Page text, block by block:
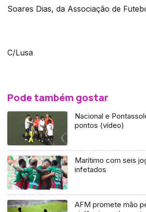
Soares Dias, da Associação de
C/Lusa
Pode também gostar
Nacional e
pontos (vídeo)
Marítimo com seis
infetados
AFM promete mão